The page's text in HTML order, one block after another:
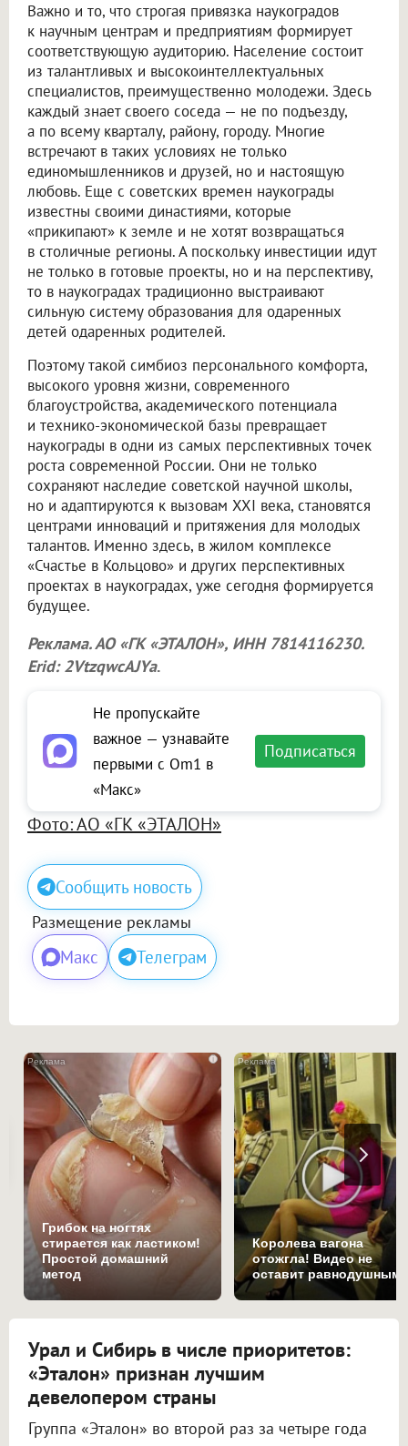
Важно и то, что строгая привязка наукоградов
к научным центрам и предприятиям формирует
соответствующую аудиторию. Население состоит
из талантливых и высокоинтеллектуальных
специалистов, преимущественно молодежи. Здесь
каждый знает своего соседа — не по подъезду,
а по всему кварталу, району, городу. Многие
встречают в таких условиях не только
единомышленников и друзей, но и настоящую
любовь. Еще с советских времен наукограды
известны своими династиями, которые
«прикипают» к земле и не хотят возвращаться
в столичные регионы. А поскольку инвестиции идут
не только в готовые проекты, но и на перспективу,
то в наукоградах традиционно выстраивают
сильную систему образования для одаренных
детей одаренных родителей.
Поэтому такой симбиоз персонального комфорта,
высокого уровня жизни, современного
благоустройства, академического потенциала
и технико-экономической базы превращает
наукограды в одни из самых перспективных точек
роста современной России. Они не только
сохраняют наследие советской научной школы,
но и адаптируются к вызовам XXI века, становятся
центрами инноваций и притяжения для молодых
талантов. Именно здесь, в жилом комплексе
«Счастье в Кольцово» и других перспективных
проектах в наукоградах, уже сегодня формируется
будущее.
Реклама. АО «ГК «ЭТАЛОН», ИНН 7814116230.
Erid: 2VtzqwcAJYa.
Не пропускайте
важное — узнавайте
первыми с Om1 в
«Макс»
Подписаться
Фото: АО «ГК «ЭТАЛОН»
Сообщить новость
Размещение рекламы
Макс Телеграм
i
Грибок на ногтях
стирается как ластиком!
Простой домашний
метод
Королева вагона
отожгла! Видео не
оставит равнодушным
Урал и Сибирь в числе приоритетов:
«Эталон» признан лучшим
девелопером страны
Группа «Эталон» во второй раз за четыре года